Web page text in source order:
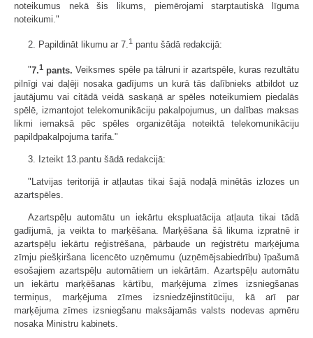
noteikumus nekā šis likums, piemērojami starptautiskā līguma
noteikumi."
2. Papildināt likumu ar 7.1 pantu šādā redakcijā:
"7.1 pants. Veiksmes spēle pa tālruni ir azartspēle, kuras rezultātu
pilnīgi vai daļēji nosaka gadījums un kurā tās dalībnieks atbildot uz
jautājumu vai citādā veidā saskaņā ar spēles noteikumiem piedalās
spēlē, izmantojot telekomunikāciju pakalpojumus, un dalības maksas
likmi iemaksā pēc spēles organizētāja noteiktā telekomunikāciju
papildpakalpojuma tarifa."
3. Izteikt 13.pantu šādā redakcijā:
"Latvijas teritorijā ir atļautas tikai šajā nodaļā minētās izlozes un
azartspēles.
Azartspēļu automātu un iekārtu ekspluatācija atļauta tikai tādā
gadījumā, ja veikta to marķēšana. Marķēšana šā likuma izpratnē ir
azartspēļu iekārtu reģistrēšana, pārbaude un reģistrētu marķējuma
zīmju piešķiršana licencēto uzņēmumu (uzņēmējsabiedrību) īpašumā
esošajiem azartspēļu automātiem un iekārtām. Azartspēļu automātu
un iekārtu marķēšanas kārtību, marķējuma zīmes izsniegšanas
termiņus, marķējuma zīmes izsniedzējinstitūciju, kā arī par
marķējuma zīmes izsniegšanu maksājamās valsts nodevas apmēru
nosaka Ministru kabinets.